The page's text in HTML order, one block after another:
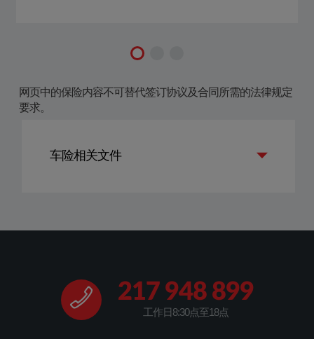
​​网页中的保险内容不可替代签订协议及合同所需的法律规定
要求。​​​
车险相关文件
217 948 899
工作日8:30点至18点